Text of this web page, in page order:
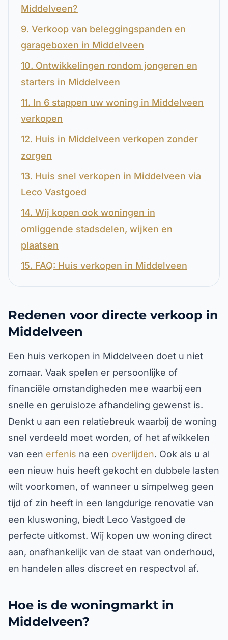
Middelveen?
9. Verkoop van beleggingspanden en
garageboxen in Middelveen
10. Ontwikkelingen rondom jongeren en
starters in Middelveen
11. In 6 stappen uw woning in Middelveen
verkopen
12. Huis in Middelveen verkopen zonder
zorgen
13. Huis snel verkopen in Middelveen via
Leco Vastgoed
14. Wij kopen ook woningen in
omliggende stadsdelen, wijken en
plaatsen
15. FAQ: Huis verkopen in Middelveen
Redenen voor directe verkoop in
Middelveen
Een huis verkopen in Middelveen doet u niet
zomaar. Vaak spelen er persoonlijke of
financiële omstandigheden mee waarbij een
snelle en geruisloze afhandeling gewenst is.
Denkt u aan een relatiebreuk waarbij de woning
snel verdeeld moet worden, of het afwikkelen
van een erfenis na een overlijden. Ook als u al
een nieuw huis heeft gekocht en dubbele lasten
wilt voorkomen, of wanneer u simpelweg geen
tijd of zin heeft in een langdurige renovatie van
een kluswoning, biedt Leco Vastgoed de
perfecte uitkomst. Wij kopen uw woning direct
aan, onafhankelijk van de staat van onderhoud,
en handelen alles discreet en respectvol af.
Hoe is de woningmarkt in
Middelveen?